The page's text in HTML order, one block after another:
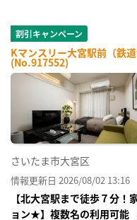
割引キャンペーン
Kマンスリー大宮駅前（鉄
(No.917552)
さいたま市大宮区
情報更新日 2026/08/02 13:16
【北大宮駅まで徒歩７分
ョン★】複数名の利用可